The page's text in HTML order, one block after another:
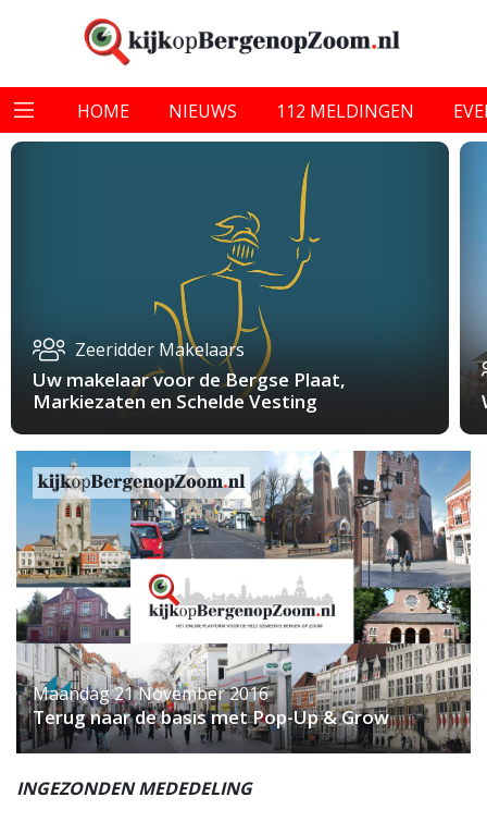
HOME NIEUWS 112 MELDINGEN
Zeeridder Makelaars
Uw makelaar voor de Bergse Plaat,
Markiezaten en Schelde Vesting
Maandag 21 November 2016
Terug naar de basis met Pop-Up & Grow
INGEZONDEN MEDEDELING